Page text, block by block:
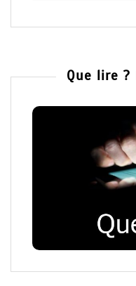
Que lire ?